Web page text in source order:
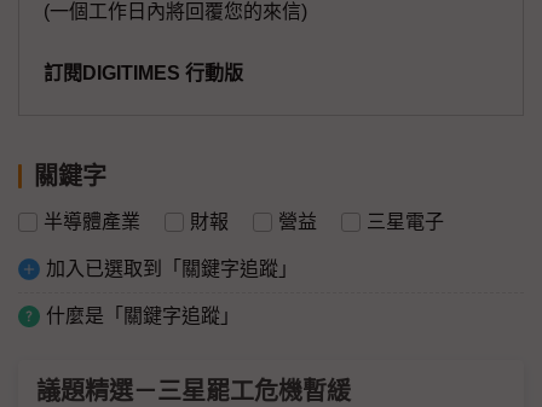
(一個工作日內將回覆您的來信)
訂閱DIGITIMES 行動版
關鍵字
半導體產業 財報 營益 三星電子
加入已選取到「關鍵字追蹤」
什麼是「關鍵字追蹤」
議題精選－三星罷工危機暫緩